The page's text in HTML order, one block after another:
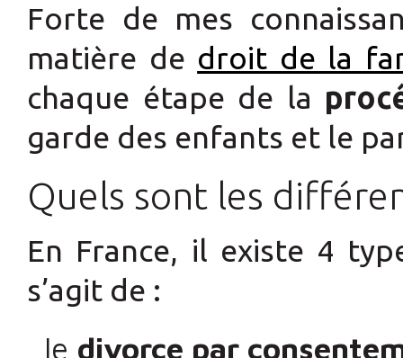
Forte de mes
matière de droit de la
chaque étape de la
garde des enfants et le
Quels sont les
En France, il existe 4
s’agit de :
le divorce par